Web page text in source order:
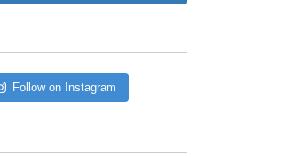
Follow on Instagram